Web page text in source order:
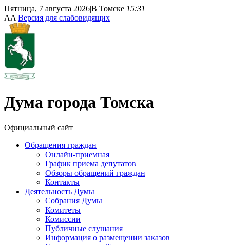
Пятница, 7 августа 2026|В Томске 15:31
AA Версия для слабовидящих
Дума города Томска
Официальный сайт
Обращения граждан
Онлайн-приемная
График приема депутатов
Обзоры обращений граждан
Контакты
Деятельность Думы
Собрания Думы
Комитеты
Комиссии
Публичные слушания
Информация о размещении заказов